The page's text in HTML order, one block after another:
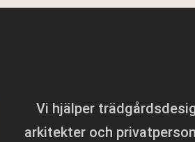
Vi hjälper
arkitekter och